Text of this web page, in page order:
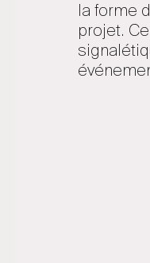
la forme
projet.